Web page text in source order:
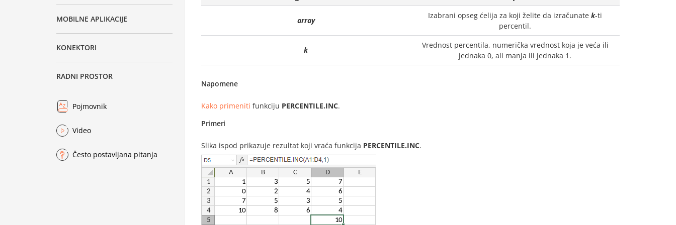
MOBILNE APLIKACIJE
KONEKTORI
RADNI PROSTOR
Pojmovnik
Video
Često postavljana pitanja
array
Izabrani opseg ćelija za koji želite da izračunate k-ti
percentil.
k
Vrednost percentila, numerička vrednost koja je veća ili
jednaka 0, ali manja ili jednaka 1.
Napomene
Kako primeniti funkciju PERCENTILE.INC.
Primeri
Slika ispod prikazuje rezultat koji vraća funkcija PERCENTILE.INC.